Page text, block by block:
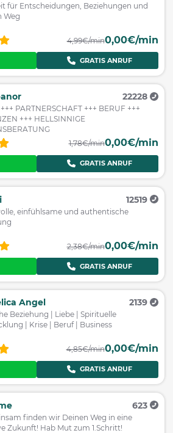
für Entscheidungen, Beziehungen und
Weg
4,99€/min0,00€/min
GRATIS ANRUF
22228
PARTNERSCHAFT +++ BERUF +++
+++ HELLSINNIGE
1,78€/min0,00€/min
GRATIS ANRUF
12519
einfühlsame und authentische
2,38€/min0,00€/min
GRATIS ANRUF
Angel 2139
Beziehung | Liebe | Spirituelle
| Krise | Beruf | Business
4,85€/min0,00€/min
GRATIS ANRUF
623
finden wir Deinen Weg in eine
Zukunft! Hab Mut zum 1.Schritt!